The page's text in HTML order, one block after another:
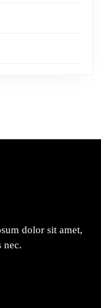
dolor sit amet,
nec.